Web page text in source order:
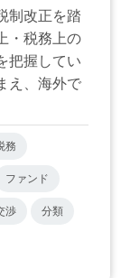
制改正を踏
・税務上の
把握してい
え、海外で
務
ファンド
渉 分類